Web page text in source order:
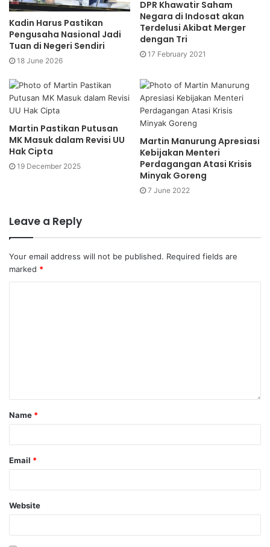
Kadin Harus Pastikan
Pengusaha Nasional Jadi
Tuan di Negeri Sendiri
18 June 2026
DPR Khawatir Saham
Negara di Indosat akan
Terdelusi Akibat Merger
dengan Tri
17 February 2021
Martin Pastikan Putusan
MK Masuk dalam Revisi UU
Hak Cipta
19 December 2025
Martin Manurung Apresiasi
Kebijakan Menteri
Perdagangan Atasi Krisis
Minyak Goreng
7 June 2022
Leave a Reply
Your email address will not be published. Required fields are
marked *
Name *
Email *
Website